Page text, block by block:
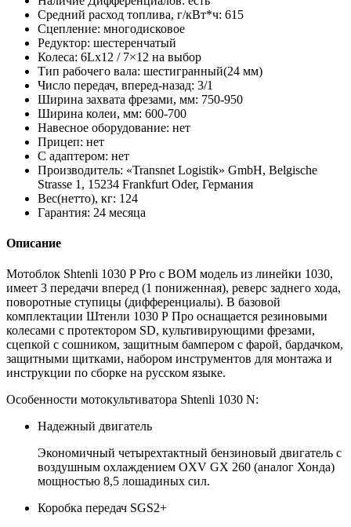
Средний расход топлива, г/кВт*ч: 615
Сцепление: многодисковое
Редуктор: шестеренчатый
Колеса: 6Lх12 / 7×12 на выбор
Тип рабочего вала: шестигранный(24 мм)
Число передач, вперед-назад: 3/1
Ширина захвата фрезами, мм: 750-950
Ширина колеи, мм: 600-700
Навесное оборудование: нет
Прицеп: нет
С адаптером: нет
Производитель: «Transnet Logistik» GmbH, Belgische
Strasse 1, 15234 Frankfurt Oder, Германия
Вес(нетто), кг: 124
Гарантия: 24 месяца
Описание
Мотоблок Shtenli 1030 P Pro с ВОМ модель из линейки 1030,
имеет 3 передачи вперед (1 пониженная), реверс заднего хода,
поворотные ступицы (дифференциалы). В базовой
комплектации Штенли 1030 Р Про оснащается резиновыми
колесами с протектором SD, культивирующими фрезами,
сцепкой с сошником, защитным бампером с фарой, бардачком,
защитными щитками, набором инструментов для монтажа и
инструкции по сборке на русском языке.
Особенности мотокультиватора Shtenli 1030 N:
Надежный двигатель
Экономичный четырехтактный бензиновый двигатель с
воздушным охлаждением OXV GX 260 (аналог Хонда)
мощностью 8,5 лошадиных сил.
Коробка передач SGS2+